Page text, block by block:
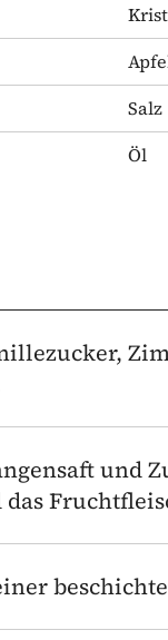
Salz
Öl
und